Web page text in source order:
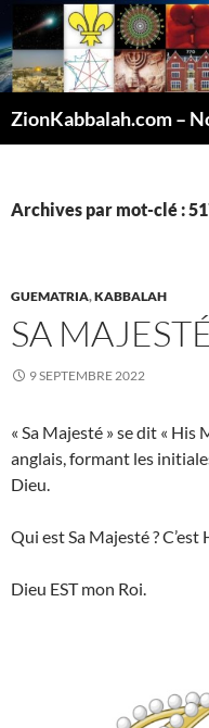
ZionKabbalah.com –
Archives par mot-clé :
GUEMATRIA,KABBALAH
SA
9 SEPTEMBRE 2022
« Sa Majesté » se dit « His
anglais, formant les
Dieu.
Qui est Sa Majesté ? C’est
Dieu EST mon Roi.